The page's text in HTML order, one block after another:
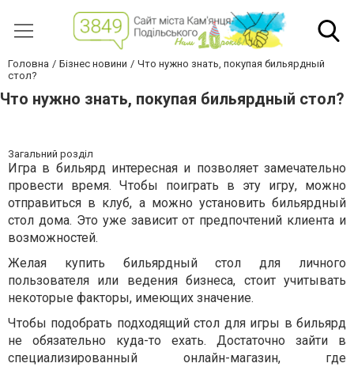
Головна Бізнес новини
Что нужно знать, покупая бильярдный
стол?
Что нужно знать, покупая бильярдный стол?
Загальний розділ
Игра в бильярд интересная и позволяет замечательно
провести время. Чтобы поиграть в эту игру, можно
отправиться в клуб, а можно установить бильярдный
стол дома. Это уже зависит от предпочтений клиента и
возможностей.
Желая купить бильярдный стол для личного
пользователя или ведения бизнеса, стоит учитывать
некоторые факторы, имеющих значение.
Чтобы подобрать подходящий стол для игры в бильярд
не обязательно куда-то ехать. Достаточно зайти в
специализированный онлайн-магазин, где